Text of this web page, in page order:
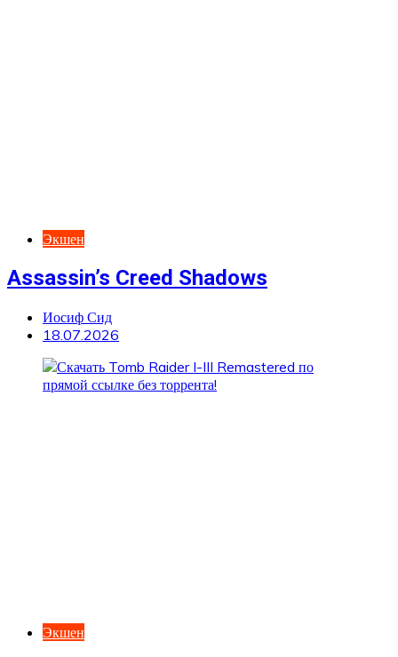
Экшен
Assassin’s Creed Shadows
Иосиф Сид
18.07.2026
Экшен